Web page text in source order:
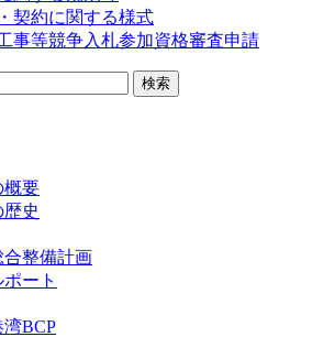
契約に関する様式
事等競争入札参加資格審査申請
概要
史
整備計画
ート
BCP